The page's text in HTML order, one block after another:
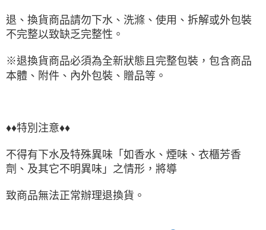
退、換貨商品請勿下水、洗滌、使用、拆解或外包裝
不完整以致缺乏完整性。
※退換貨商品必須為全新狀態且完整包裝，包含商品
本體、附件、內外包裝、贈品等。
♦♦特別注意♦♦
不得有下水及特殊異味「如香水、煙味、衣櫃芳香
劑、及其它不明異味」之情形，將導
致商品無法正常辦理退換貨。